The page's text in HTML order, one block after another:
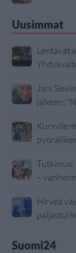
Uusimmat
Lentävät
Jani
jälkeen:
Kunnille
Tutkimus:
–
Hirveä
paljastui
Suomi24